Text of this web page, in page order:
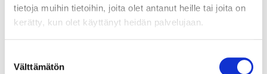
tietoja muihin tietoihin, joita olet antanut heille tai joita on
kerätty, kun olet käyttänyt heidän palvelujaan.
valinta
Välttämätön